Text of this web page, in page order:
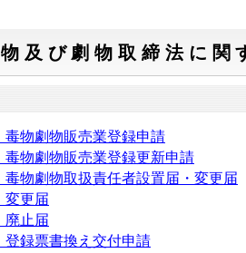
及び劇物取締法に関
毒物劇物販売業登録申請
毒物劇物販売業登録更新申請
毒物劇物取扱責任者設置届・変更届
変更届
廃止届
登録票書換え交付申請